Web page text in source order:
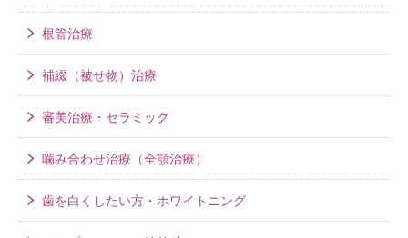
根管治療
補綴（被せ物）治療
審美治療・セラミック
噛み合わせ治療（全顎治療）
歯を白くしたい方・ホワイトニング